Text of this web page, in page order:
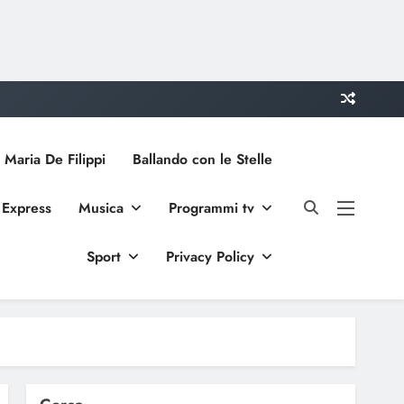
De Filippi Ballando con le Stelle
Musica Programmi tv
Sport Privacy Policy